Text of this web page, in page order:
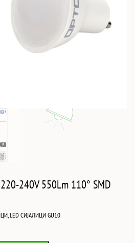
240V 550Lm 110° SMD
,LED СИЈАЛИЦИ GU10